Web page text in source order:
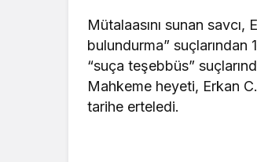
Mütalaasını sunan
bulundurma” suçlarından
“suça teşebbüs”
Mahkeme heyeti, Erkan
tarihe erteledi.